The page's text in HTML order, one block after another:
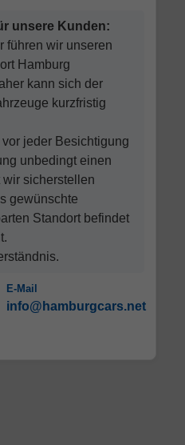
unsere Kunden:
führen wir unseren
Hamburg
kann sich der
kurzfristig
jeder Besichtigung
unbedingt einen
wir sicherstellen
gewünschte
Standort befindet
E-Mail
info@hamburgcars.net